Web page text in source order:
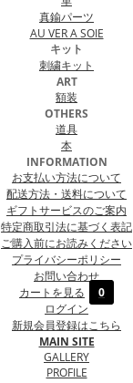
真鍮パーツ
AU VER A SOIE
キット
刺繍キット
ART
額装
OTHERS
道具
本
INFORMATION
お支払い方法について
配送方法・送料について
ギフトサービスのご案内
特定商取引法に基づく表記
ご購入前にお読みください
プライバシーポリシー
お問い合わせ
カートを見る
0
ログイン
新規会員登録はこちら
MAIN SITE
GALLERY
PROFILE